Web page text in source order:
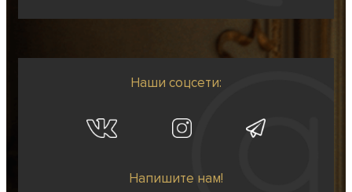
Наши соцсети:
Напишите нам!